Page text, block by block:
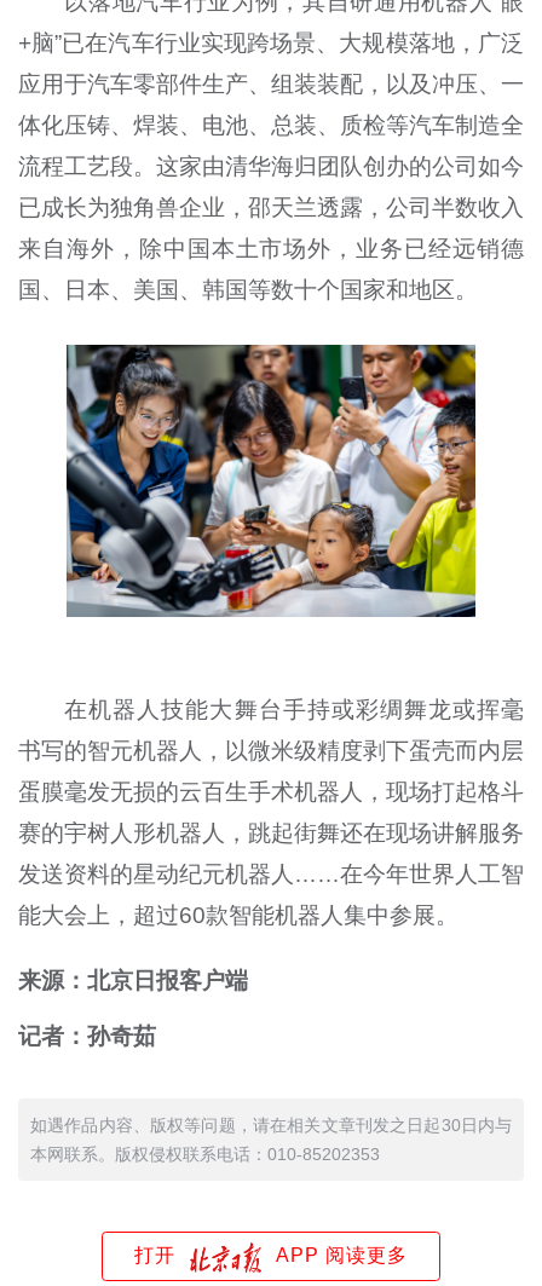
+脑”已在汽车行业实现跨场景、大规模落地，广泛
应用于汽车零部件生产、组装装配，以及冲压、一
体化压铸、焊装、电池、总装、质检等汽车制造全
流程工艺段。这家由清华海归团队创办的公司如今
已成长为独角兽企业，邵天兰透露，公司半数收入
来自海外，除中国本土市场外，业务已经远销德
国、日本、美国、韩国等数十个国家和地区。
在机器人技能大舞台手持或彩绸舞龙或挥毫
书写的智元机器人，以微米级精度剥下蛋壳而内层
蛋膜毫发无损的云百生手术机器人，现场打起格斗
赛的宇树人形机器人，跳起街舞还在现场讲解服务
发送资料的星动纪元机器人……在今年世界人工智
能大会上，超过60款智能机器人集中参展。
来源：北京日报客户端
记者：孙奇茹
如遇作品内容、版权等问题，请在相关文章刊发之日起30日内与
本网联系。版权侵权联系电话：010-85202353
打开 APP 阅读更多